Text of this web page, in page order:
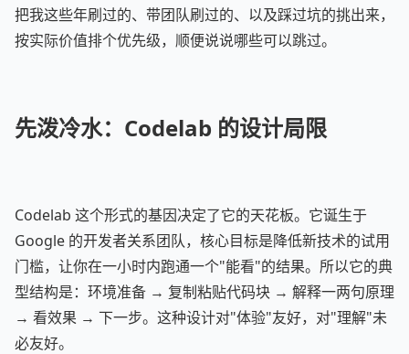
把我这些年刷过的、带团队刷过的、以及踩过坑的挑出来，
按实际价值排个优先级，顺便说说哪些可以跳过。
先泼冷水：Codelab 的设计局限
Codelab 这个形式的基因决定了它的天花板。它诞生于
Google 的开发者关系团队，核心目标是降低新技术的试用
门槛，让你在一小时内跑通一个"能看"的结果。所以它的典
型结构是：环境准备 → 复制粘贴代码块 → 解释一两句原理
→ 看效果 → 下一步。这种设计对"体验"友好，对"理解"未
必友好。